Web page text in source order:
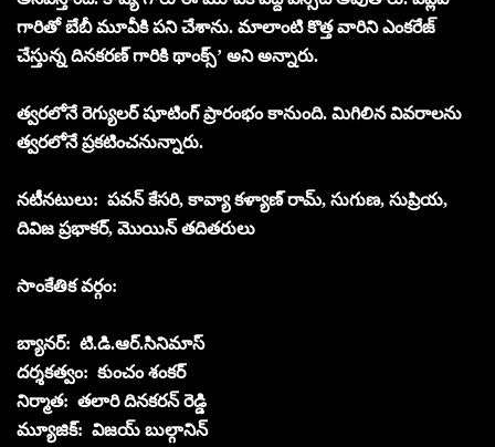
గారితో బేబీ మూవీకి పని చేశాను. మాలాంటి కొత్త వారిని ఎంకరేజ్
చేస్తున్న దినకరణ్ గారికి థాంక్స్’ అని అన్నారు.
త్వరలోనే రెగ్యులర్ షూటింగ్ ప్రారంభం కానుంది. మిగిలిన వివరాలను
త్వరలోనే ప్రకటించనున్నారు.
న‌టీన‌టులు: ప‌వ‌న్ కేస‌రి, కావ్యా క‌ళ్యాణ్ రామ్, సుగుణ‌, సుప్రియ,
దివిజ ప్ర‌భాక‌ర్‌, మొయిన్‌ త‌దిత‌రులు
సాంకేతిక వ‌ర్గం:
బ్యాన‌ర్‌: టి.డి.ఆర్‌.సినిమాస్‌
ద‌ర్శ‌కత్వం: కుంచం శంక‌ర్‌
నిర్మాత‌: త‌లారి దిన‌క‌ర‌న్ రెడ్డి
మ్యూజిక్‌: విజ‌య్ బుల్గానిన్‌